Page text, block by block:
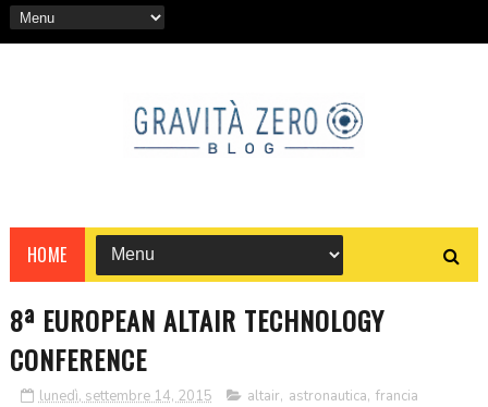
HOME
8ª EUROPEAN ALTAIR TECHNOLOGY
CONFERENCE
lunedì, settembre 14, 2015 altair, astronautica, francia